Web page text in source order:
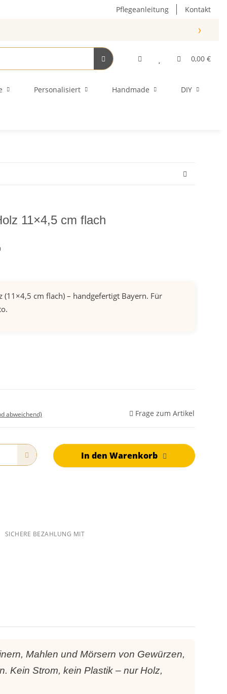
Pflegeanleitung Kontakt
›
0,00 €
Personalisiert Handmade DIY
11×4,5 cm flach
(11×4,5 cm flach) – handgefertigt Bayern. Für
abweichend) Frage zum Artikel
In den Warenkorb
SICHERE BEZAHLUNG MIT
Mahlen und Mörsern von Gewürzen,
Kein Strom, kein Plastik – nur Holz,